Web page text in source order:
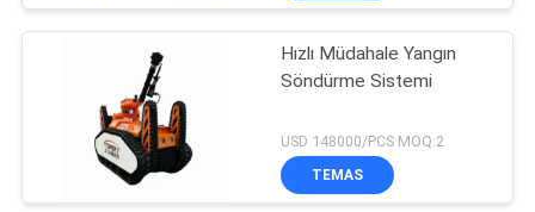
Hızlı Müdahale Yangın
Söndürme Sistemi
USD 148000/PCS MOQ:2
TEMAS